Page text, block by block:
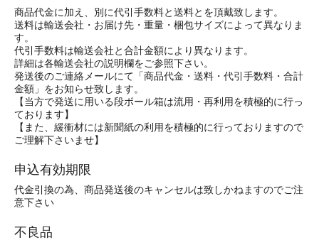
商品代金に加え、別に代引手数料と送料とを頂戴致します。
送料は輸送会社・お届け先・重量・梱包サイズによって異なりま
す。
代引手数料は輸送会社と合計金額により異なります。
詳細は各輸送会社の説明欄をご参照下さい。
発送後のご連絡メールにて「商品代金・送料・代引手数料・合計
金額」をお知らせ致します。
【当方で発送に用いる段ボール箱は流用・再利用を積極的に行っ
ております】
【また、緩衝材には新聞紙の利用を積極的に行っておりますので
ご理解下さいませ】
申込有効期限
代金引換の為、商品発送後のキャンセルは致しかねますのでご注
意下さい
不良品